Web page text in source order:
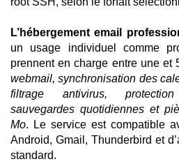
L’hébergement email
un usage individuel comme
prennent en charge entre une et
webmail, synchronisation des
filtrage antivirus,
sauvegardes quotidiennes et
Mo. Le service est compatible
Android, Gmail, Thunderbird et
standard.